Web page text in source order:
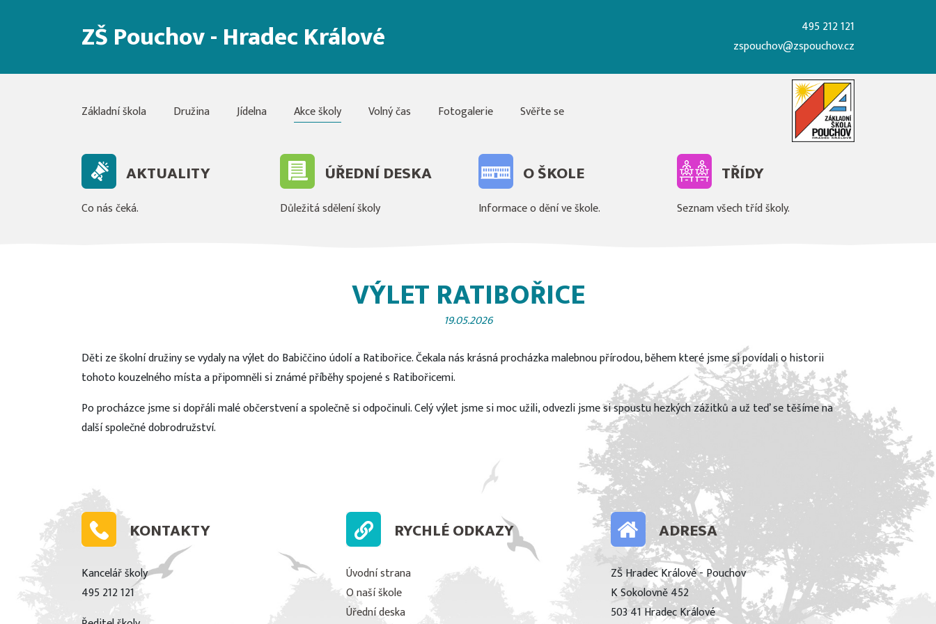
ZŠ Pouchov - Hradec Králové
495 212 121
zspouchov@zspouchov.cz
Základní škola Družina Jídelna Akce školy Volný čas Fotogalerie Svěřte se
AKTUALITY
Co nás čeká.
ÚŘEDNÍ DESKA
Důležitá sdělení školy
O ŠKOLE
Informace o dění ve škole.
TŘÍDY
Seznam všech tříd školy.
VÝLET RATIBOŘICE
19.05.2026
Děti ze školní družiny se vydaly na výlet do Babiččino údolí a Ratibořice. Čekala nás krásná procházka malebnou přírodou, během které jsme si povídali o historii
tohoto kouzelného místa a připomněli si známé příběhy spojené s Ratibořicemi.
Po procházce jsme si dopřáli malé občerstvení a společně si odpočinuli. Celý výlet jsme si moc užili, odvezli jsme si spoustu hezkých zážitků a už teď se těšíme na
další společné dobrodružství.
KONTAKTY
Kancelář školy
495 212 121
RYCHLÉ ODKAZY
Úvodní strana
O naší škole
Úřední deska
ADRESA
ZŠ Hradec Králové - Pouchov
K Sokolovně 452
503 41 Hradec Králové